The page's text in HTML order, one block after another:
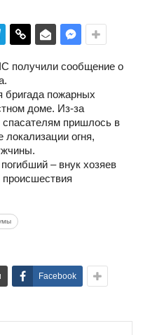
получили сообщение о
бригада пожарных
доме. Из-за
спасателям пришлось в
огня,
– внук хозяев
Facebook